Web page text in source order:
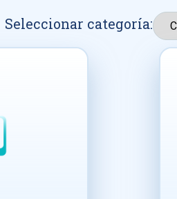
Seleccionar categoría: